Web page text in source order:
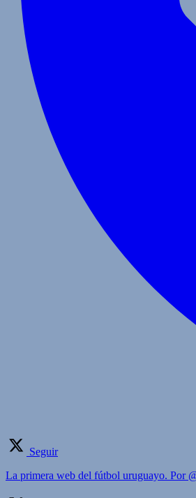
Seguir
La primera web del fútbol uruguayo. Por